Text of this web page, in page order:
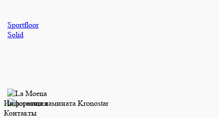
Sportfloor
Solid
Информация
Контакты